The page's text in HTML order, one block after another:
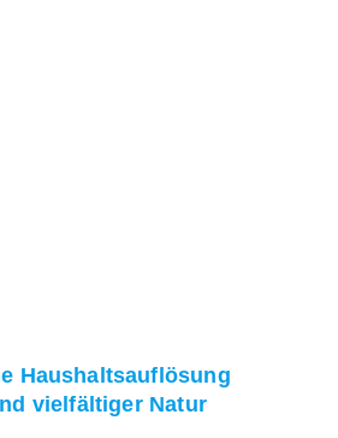
Haushaltsauflösung
vielfältiger Natur